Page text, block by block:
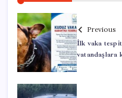
Previous
İlk vaka
vatandaşlara